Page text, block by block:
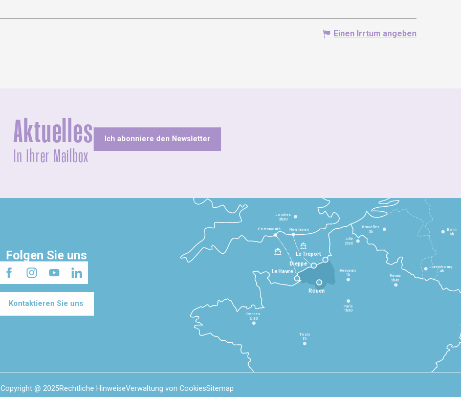
Einen Irrtum angeben
Aktuelles
In Ihrer Mailbox
Ich abonniere den Newsletter
Folgen Sie uns
Kontaktieren Sie uns
Le Havre
Dieppe
Le Tréport
Rennes
2h30
Tours
3h
Paris
1h30
Beauvais
1h Reims
2h45
Lille
2h30
Bruxelles
3h
Londres
3h30
Newhaven
Portsmouth Bonn
5h
Luxembourg
4h
Rouen
Copyright @ 2025Rechtliche HinweiseVerwaltung von CookiesSitemap